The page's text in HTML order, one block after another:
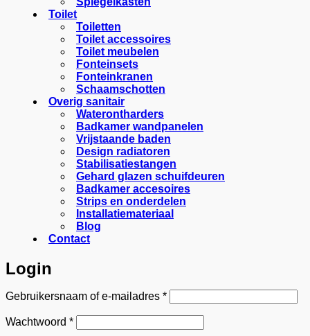
Toilet
Toiletten
Toilet accessoires
Toilet meubelen
Fonteinsets
Fonteinkranen
Schaamschotten
Overig sanitair
Waterontharders
Badkamer wandpanelen
Vrijstaande baden
Design radiatoren
Stabilisatiestangen
Gehard glazen schuifdeuren
Badkamer accesoires
Strips en onderdelen
Installatiemateriaal
Blog
Contact
Login
Gebruikersnaam of e-mailadres *Vereist
Wachtwoord *Vereist